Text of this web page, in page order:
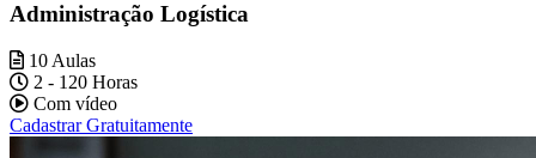
Administração Logística
10 Aulas
2 - 120 Horas
Com vídeo
Cadastrar Gratuitamente